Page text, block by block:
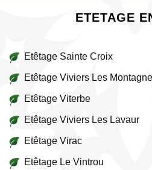
ETETAGE
Etêtage Sainte Croix
Etêtage Viviers Les
Etêtage Viterbe
Etêtage Viviers Les Lavaur
Etêtage Virac
Etêtage Le Vintrou